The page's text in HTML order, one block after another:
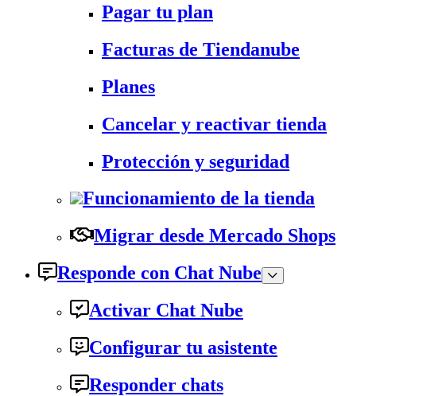
Pagar tu plan
Facturas de Tiendanube
Planes
Cancelar y reactivar tienda
Protección y seguridad
Funcionamiento de la tienda
Migrar desde Mercado Shops
Responde con Chat Nube
Activar Chat Nube
Configurar tu asistente
Responder chats